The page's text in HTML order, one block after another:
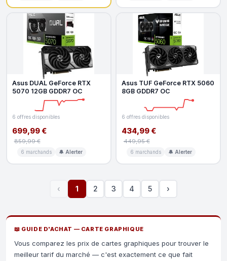
Asus DUAL GeForce RTX
5070 12GB GDDR7 OC
6 offres disponibles
699,99 €
859,99 €
6 marchands 🔔 Alerter
Asus TUF GeForce RTX 5060
8GB GDDR7 OC
6 offres disponibles
434,99 €
449,95 €
6 marchands 🔔 Alerter
‹ 1 2 3 4 5 ›
📖 GUIDE D'ACHAT — CARTE GRAPHIQUE
Vous comparez les prix de cartes graphiques pour trouver le
meilleur tarif du marché — c'est exactement ce que fait